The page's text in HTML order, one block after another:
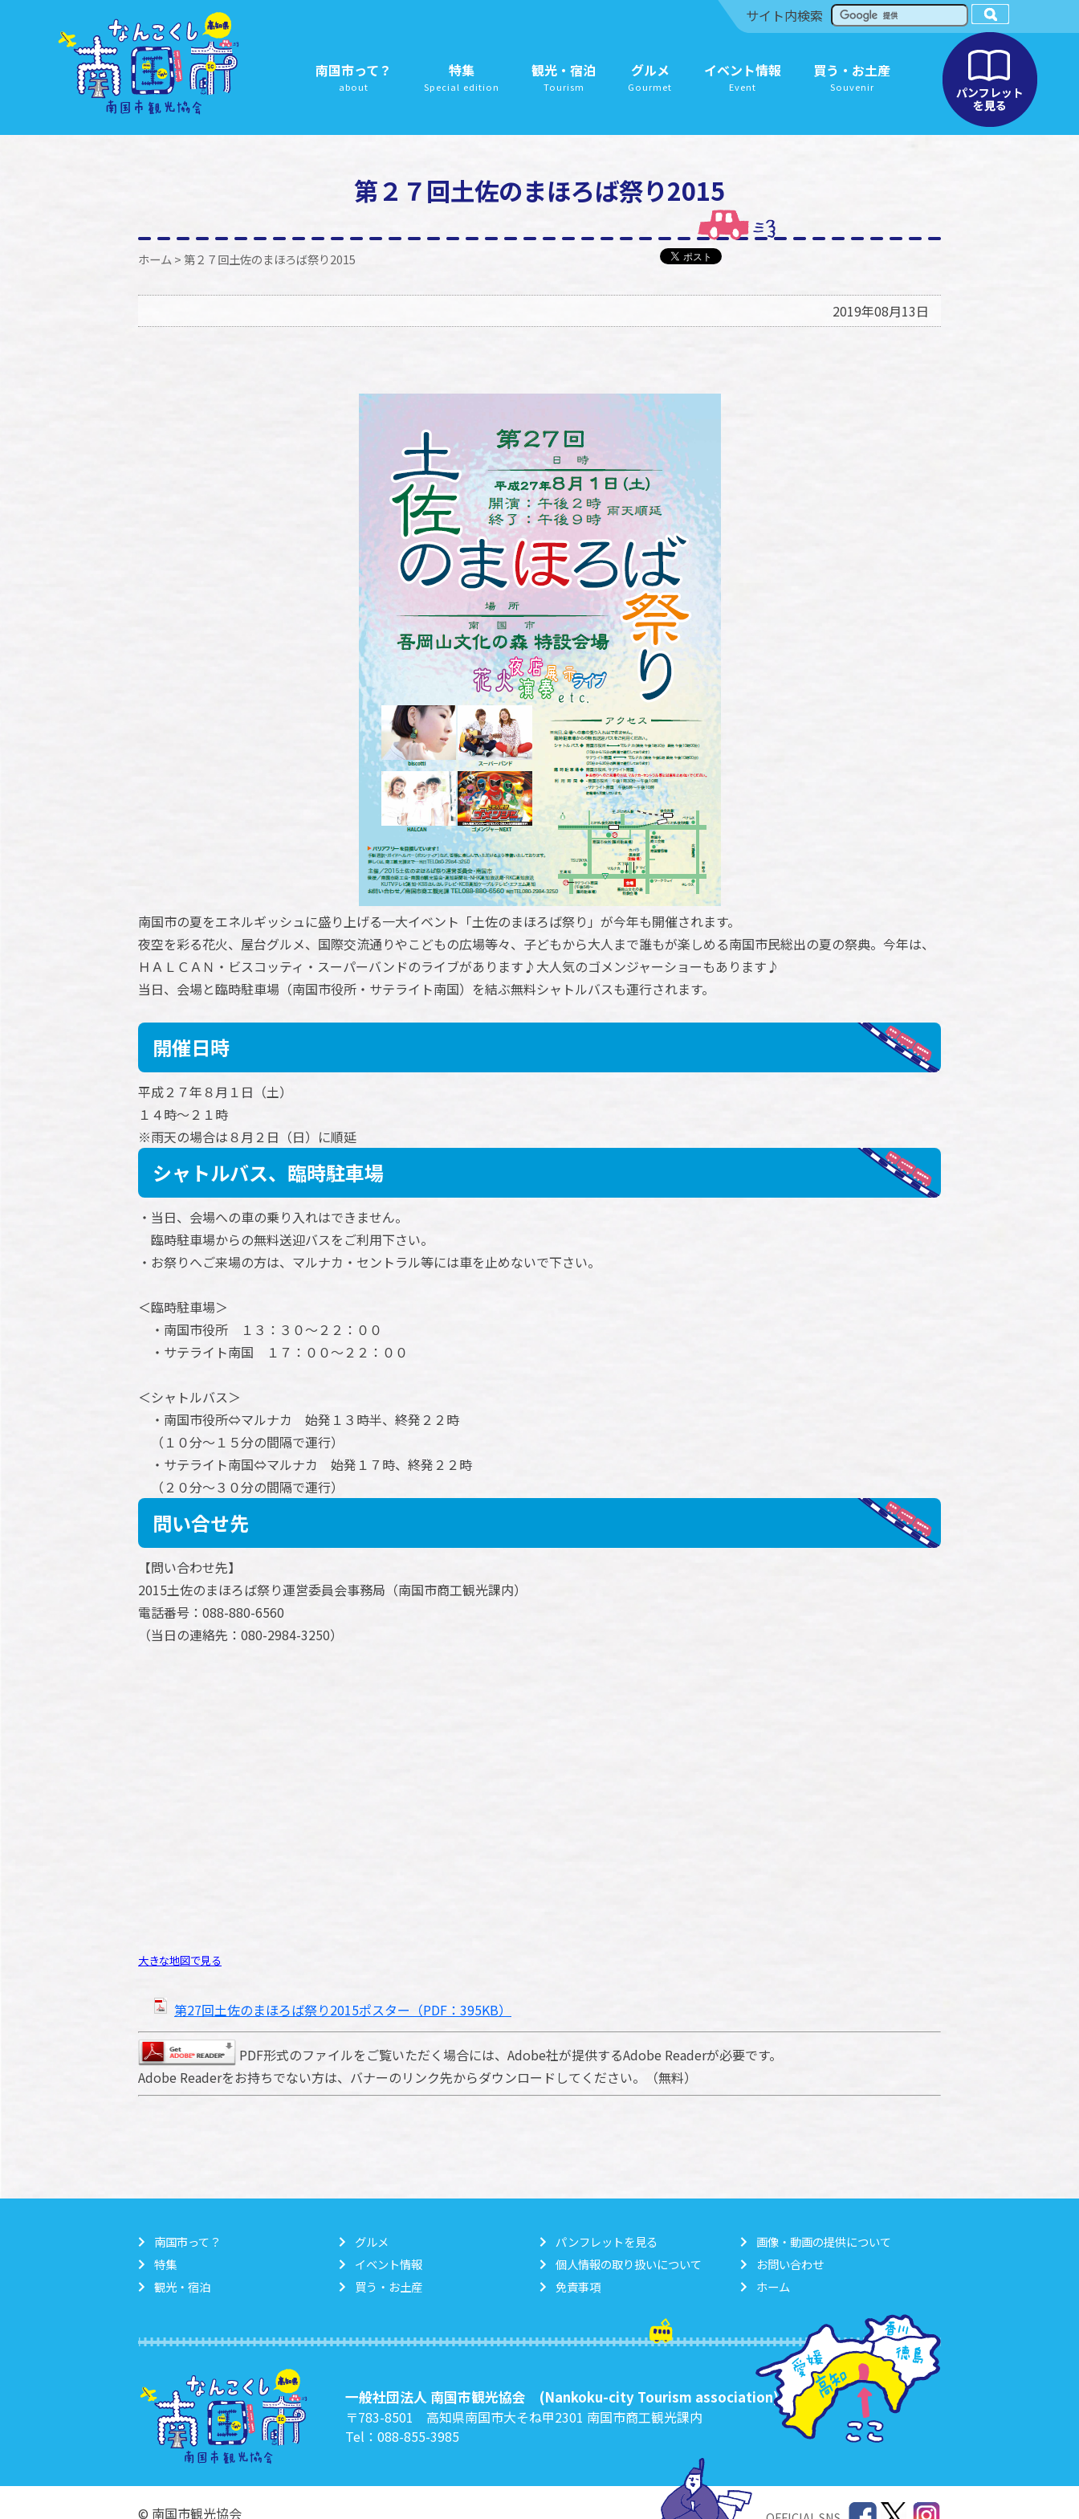
サイト内検索
南国市って？
about
特集
Special edition
観光・宿泊
Tourism
グルメ
Gourmet
イベント情報
Event
買う・お土産
Souvenir
第２７回土佐のまほろば祭り2015
ホーム > 第２７回土佐のまほろば祭り2015
2019年08月13日
南国市の夏をエネルギッシュに盛り上げる一大イベント「土佐のまほろば祭り」が今年も開催されます。
夜空を彩る花火、屋台グルメ、国際交流通りやこどもの広場等々、子どもから大人まで誰もが楽しめる南国市民総出の夏の祭典。今年は、
ＨＡＬＣＡＮ・ビスコッティ・スーパーバンドのライブがあります♪大人気のゴメンジャーショーもあります♪
当日、会場と臨時駐車場（南国市役所・サテライト南国）を結ぶ無料シャトルバスも運行されます。
開催日時
平成２７年８月１日（土）
１４時～２１時
※雨天の場合は８月２日（日）に順延
シャトルバス、臨時駐車場
・当日、会場への車の乗り入れはできません。
臨時駐車場からの無料送迎バスをご利用下さい。
・お祭りへご来場の方は、マルナカ・セントラル等には車を止めないで下さい。
＜臨時駐車場＞
・南国市役所 １３：３０～２２：００
・サテライト南国 １７：００～２２：００
＜シャトルバス＞
・南国市役所⇔マルナカ 始発１３時半、終発２２時
（１０分～１５分の間隔で運行）
・サテライト南国⇔マルナカ 始発１７時、終発２２時
（２０分～３０分の間隔で運行）
問い合せ先
【問い合わせ先】
2015土佐のまほろば祭り運営委員会事務局（南国市商工観光課内）
電話番号：088-880-6560
（当日の連絡先：080-2984-3250）
大きな地図で見る
第27回土佐のまほろば祭り2015ポスター（PDF：395KB）
PDF形式のファイルをご覧いただく場合には、Adobe社が提供するAdobe Readerが必要です。
Adobe Readerをお持ちでない方は、バナーのリンク先からダウンロードしてください。（無料）
南国市って？
特集
観光・宿泊
グルメ
イベント情報
買う・お土産
パンフレットを見る
個人情報の取り扱いについて
免責事項
画像・動画の提供について
お問い合わせ
ホーム
一般社団法人 南国市観光協会 (Nankoku-city Tourism association)
〒783-8501 高知県南国市大そね甲2301 南国市商工観光課内
Tel：088-855-3985
© 南国市観光協会